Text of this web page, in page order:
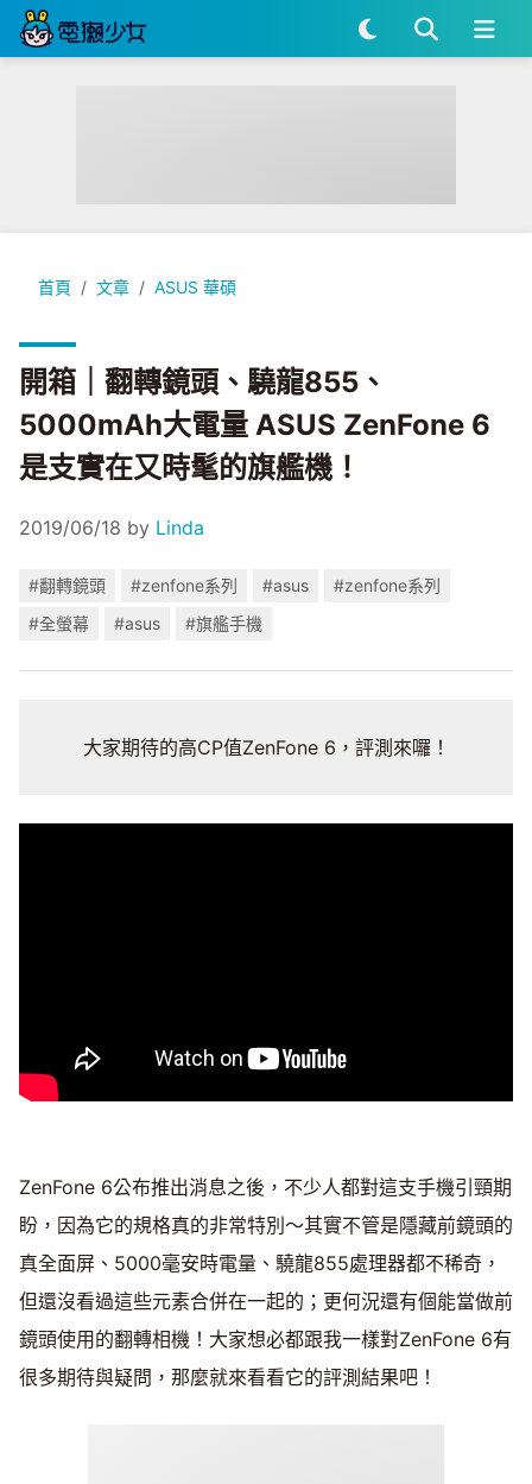
首頁 文章 ASUS 華碩
開箱｜翻轉鏡頭、驍龍855、5000mAh大電量 ASUS
開箱｜翻轉鏡頭、驍龍855、
5000mAh大電量 ASUS ZenFone 6
是支實在又時髦的旗艦機！
2019/06/18 by Linda
#翻轉鏡頭 #zenfone系列 #asus
#zenfone系列
#全螢幕
#asus #旗艦手機
大家期待的高CP值ZenFone 6，評測來囉！
ZenFone 6公布推出消息之後，不少人都對這支手機引頸期
盼，因為它的規格真的非常特別～其實不管是隱藏前鏡頭的
真全面屏、5000毫安時電量、驍龍855處理器都不稀奇，
但還沒看過這些元素合併在一起的；更何況還有個能當做前
鏡頭使用的翻轉相機！大家想必都跟我一樣對ZenFone 6有
很多期待與疑問，那麼就來看看它的評測結果吧！